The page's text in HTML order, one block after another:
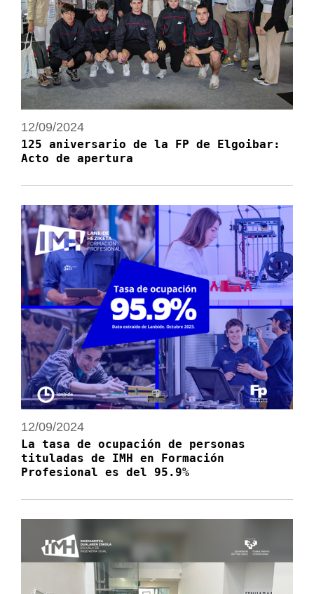
12/09/2024
125 aniversario de la FP de Elgoibar:
Acto de apertura
12/09/2024
La tasa de ocupación de personas
tituladas de IMH en Formación
Profesional es del 95.9%